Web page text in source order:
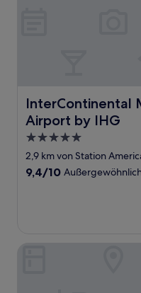
InterContinental
Airport by IHG
InterContinental
5.0-
Sterne-
Unterkunft
2,9 km von Station
9.4
9,4/10
Home2 Suites by